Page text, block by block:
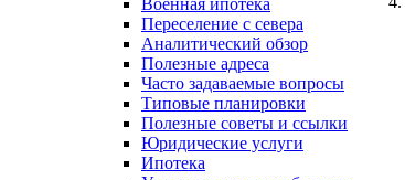
Военная ипотека
Переселение с севера
Аналитический обзор
Полезные адреса
Часто задаваемые вопросы
Типовые планировки
Полезные советы и ссылки
Юридические услуги
Ипотека